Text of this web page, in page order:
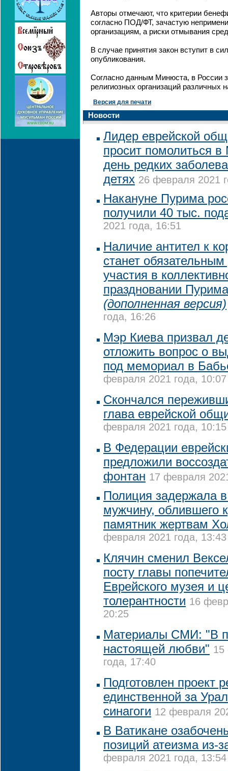
Авторы отмечают, что критерии
согласно ПОД/ФТ, зачастую
организациям, а риски отмывания
В случае принятия закон вступит в
опубликования.
Согласно данным Минюста, в России
религиозных организаций различных
Версия для печати
Новости
Лидер еврейской
просит помолиться
день редких
детях 26 февраля 2021
Накануне Пурима
получили 40 тыс.
2021 года, 16:51
Наличие антител к
станет
участия в
праздновании
(дополненная версия)
года, 16:26
Мэр Киева призвал
отложить вопрос о
под мемориал в
февраля 2021 года, 10:07
Скончался
глава еврейской
февраля 2021 года, 10:15
В Федерации
предложили
фонтан 17 февраля
Полиция задержала
мужчину, облившего
памятник жертвам
февраля 2021 года, 13:43
Клячин сменил
посту главы
Еврейского музея и
толерантности 16
20:25
Материалы СМИ: "В
настоящей любви" 15
года, 17:40
Подготовлен проект
единственной за
синагоги 12 февраля
В Ватикане
позиций атеизма из-
февраля 2021 года, 13:54